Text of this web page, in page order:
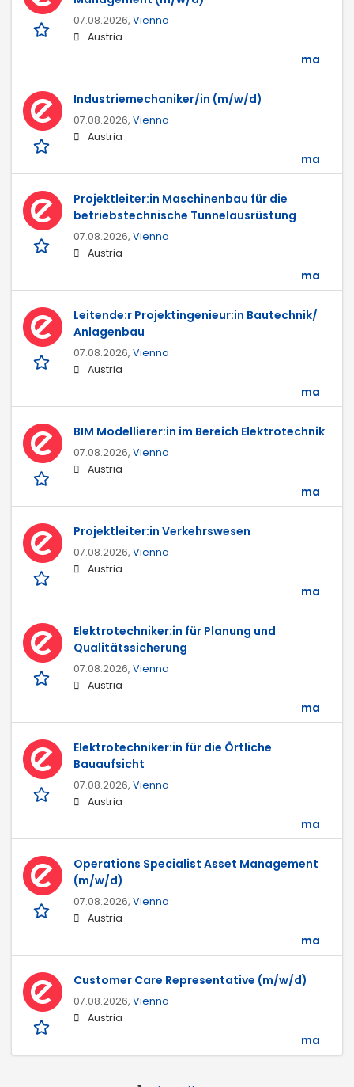
07.08.2026, Vienna
Austria
ma
Industriemechaniker/in (m/w/d)
07.08.2026, Vienna
Austria
ma
Projektleiter:in Maschinenbau für die
betriebstechnische Tunnelausrüstung
07.08.2026, Vienna
Austria
ma
Leitende:r Projektingenieur:in Bautechnik/
Anlagenbau
07.08.2026, Vienna
Austria
ma
BIM Modellierer:in im Bereich Elektrotechnik
07.08.2026, Vienna
Austria
ma
Projektleiter:in Verkehrswesen
07.08.2026, Vienna
Austria
ma
Elektrotechniker:in für Planung und
Qualitätssicherung
07.08.2026, Vienna
Austria
ma
Elektrotechniker:in für die Örtliche
Bauaufsicht
07.08.2026, Vienna
Austria
ma
Operations Specialist Asset Management
(m/w/d)
07.08.2026, Vienna
Austria
ma
Customer Care Representative (m/w/d)
07.08.2026, Vienna
Austria
ma